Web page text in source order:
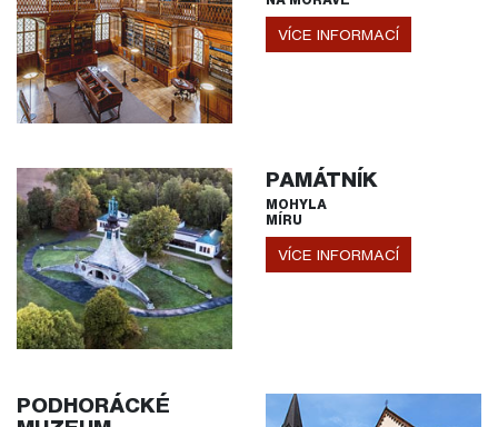
VÍCE INFORMACÍ
PAMÁTNÍK
MOHYLA
MÍRU
VÍCE INFORMACÍ
PODHORÁCKÉ